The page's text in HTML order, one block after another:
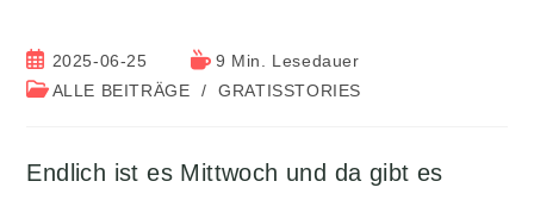
Beitrag
veröffentlicht:
2025-06-25 Lesedauer:
9 Min. Lesedauer
Beitrags-
ALLE BEITRÄGE / GRATISSTORIES
Endlich ist es Mittwoch und da gibt es